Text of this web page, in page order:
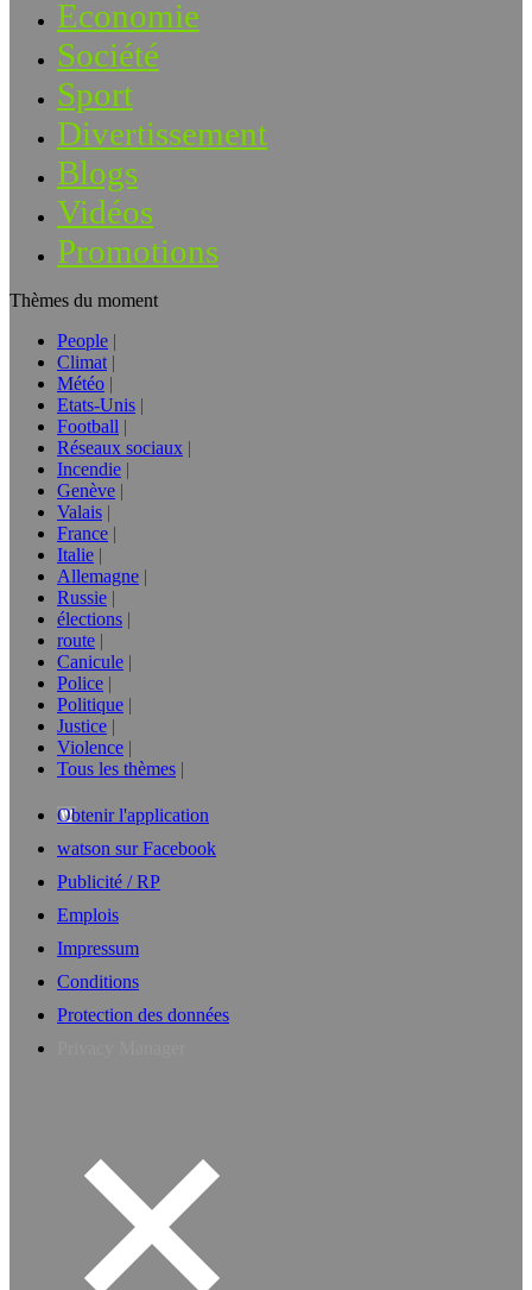
Economie
Société
Sport
Divertissement
Blogs
Vidéos
Promotions
Thèmes du moment
People
Climat
Météo
Etats-Unis
Football
Réseaux sociaux
Incendie
Genève
Valais
France
Italie
Allemagne
Russie
élections
route
Canicule
Police
Politique
Justice
Violence
Tous les thèmes
Obtenir l'application
watson sur Facebook
Publicité / RP
Emplois
Impressum
Conditions
Protection des données